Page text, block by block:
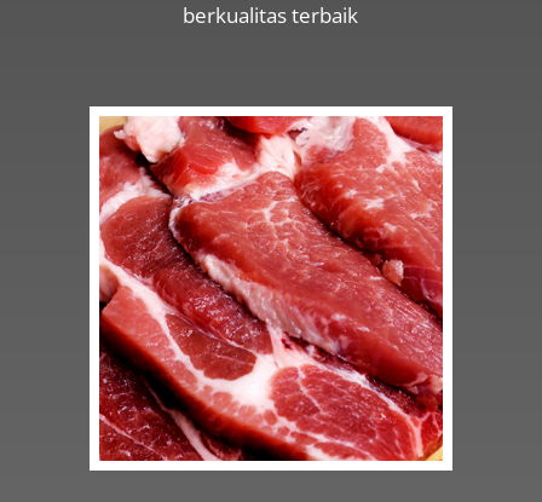
berkualitas terbaik